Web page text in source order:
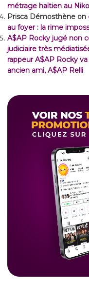
métrage haïtien au
Prisca Démosthène on
au foyer : la rime
A$AP Rocky jugé non
judiciaire très
rappeur A$AP Rocky
ancien ami, A$AP Relli